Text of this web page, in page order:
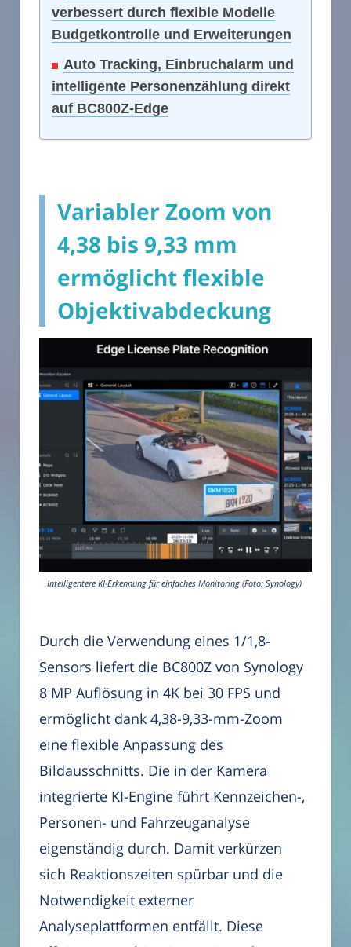
verbessert durch flexible Modelle
Budgetkontrolle und Erweiterungen
Auto Tracking, Einbruchalarm und
intelligente Personenzählung direkt
auf BC800Z-Edge
Variabler Zoom von
4,38 bis 9,33 mm
ermöglicht flexible
Objektivabdeckung
Intelligentere KI-Erkennung für einfaches Monitoring (Foto: Synology)
Durch die Verwendung eines 1/1,8-
Sensors liefert die BC800Z von Synology
8 MP Auflösung in 4K bei 30 FPS und
ermöglicht dank 4,38-9,33-mm-Zoom
eine flexible Anpassung des
Bildausschnitts. Die in der Kamera
integrierte KI-Engine führt Kennzeichen-,
Personen- und Fahrzeuganalyse
eigenständig durch. Damit verkürzen
sich Reaktionszeiten spürbar und die
Notwendigkeit externer
Analyseplattformen entfällt. Diese